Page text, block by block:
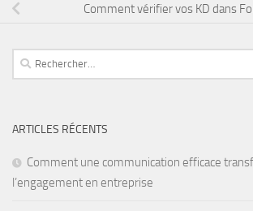
Comment vérifier vos KD dans
ARTICLES RÉCENTS
Comment une communication efficace
l’engagement en entreprise